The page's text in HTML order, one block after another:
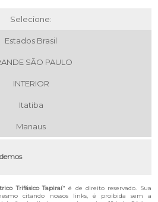
Selecione:
Estados Brasil
SÃO PAULO
INTERIOR
Itatiba
Manaus
Trifásico Tapiraí" é de direito reservado. Sua
citando nossos links, é proibida sem a